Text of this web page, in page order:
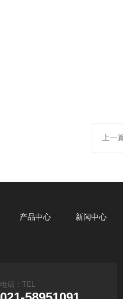
上一
产品中心 新闻中心
电话：TEL